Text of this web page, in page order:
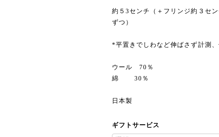
約５3センチ（＋フリンジ約３セ
ずつ）
*平置きでしわなど伸ばさず計測
ウール 70％
綿 30％
日本製
ギフトサービス